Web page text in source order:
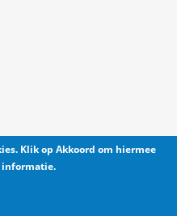
Klik op Akkoord om hiermee
informatie.